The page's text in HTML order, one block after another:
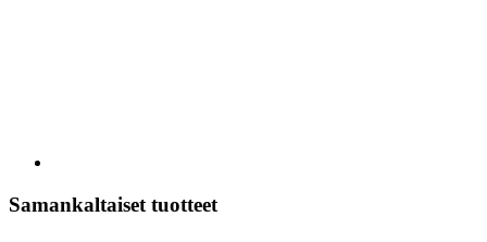
Samankaltaiset tuotteet